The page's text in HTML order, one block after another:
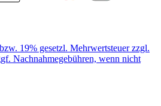
19% gesetzl. Mehrwertsteuer zzgl.
Nachnahmegebühren, wenn nicht